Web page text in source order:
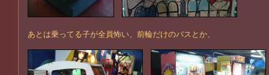
あとは乗ってる子が全員怖い、前輪だけのバスとか、